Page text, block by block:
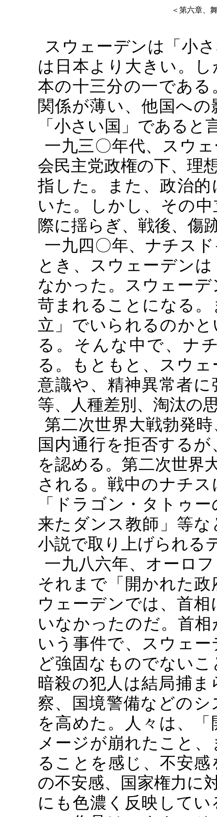
＜第六章、
スウェーデンは「小
は日本より大きい。
本の十三分の一であ
関係が薄い、他国へ
「小さい国」であると
一九三〇年代、スウ
会民主党政権の下、理
指した。また、政治
いた。しかし、その
際に揺らぎ、戦後、傷
一九四〇年、ナチス
とき、スウェーデン
なかった。スウェー
苛まれることになる
立」でいられるのか
る。そんな中で、ナ
る。もともと、スウ
意識や、精神異常者
等、人種差別、淘汰の
第二次世界大戦勃発
国内通行を拒否する
を認める。第二次世界
される。戦中のナチ
「ドラゴン・タトゥ
来たダンス教師」等
小説で取り上げられる
一九八六年、オーロ
それまで「開かれた
ウェーデンでは、首
いなかったのだ。首
いう事件で、スウェ
ど強固なものでない
暗殺の犯人は結局捕
察、国境警備などの
を高めた。人々は、
メージが崩れたこと
ることを感じ、不安
の不安感、国家権力に
にも色濃く反映して